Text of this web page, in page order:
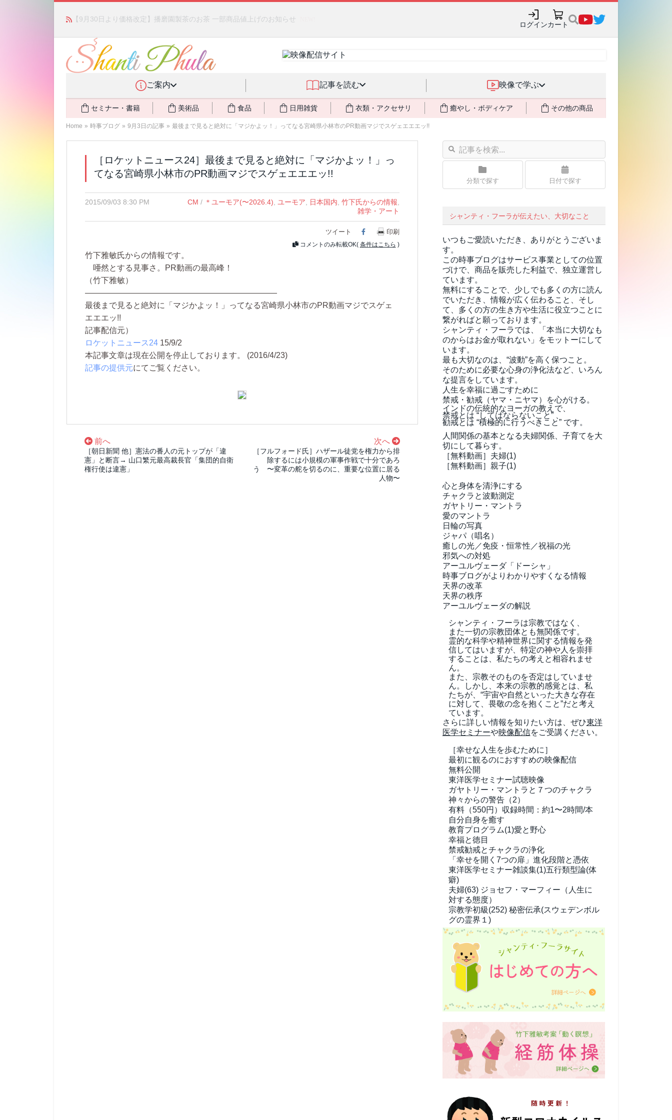
「みんなの備蓄・災害対策」 vol.4 〜断水・燃料不足・停電対策 NEW!
ログインカート
ご案内 記事を読む 映像で学ぶ
セミナー・書籍 美術品 食品 日用雑貨 衣類・アクセサリ 癒やし・ボディケア その他の商品
Home » 時事ブログ » 9月3日の記事 » 最後まで見ると絶対に「マジかよッ！」ってなる宮崎県小林市のPR動画マジでスゲェエエエッ!!
［ロケットニュース24］最後まで見ると絶対に「マジかよッ！」っ
てなる宮崎県小林市のPR動画マジでスゲェエエエッ!!
2015/09/03 8:30 PM CM / ＊ユーモア(〜2026.4) ユーモア 日本国内 竹下氏からの情報
雑学・アート
ツイート Facebook
印刷
コメントのみ転載OK( 条件はこちら )
竹下雅敏氏からの情報です。
唖然とする見事さ。PR動画の最高峰！
（竹下雅敏）
――――――――――――――――――――――――
最後まで見ると絶対に「マジかよッ！」ってなる宮崎県小林市のPR動画マジでスゲェ
エエエッ!!
記事配信元）
ロケットニュース24 15/9/2
本記事文章は現在公開を停止しております。 (2016/4/23)
記事の提供元にてご覧ください。
前へ
［朝日新聞 他］憲法の番人の元トップが「違
憲」と断言→ 山口繁元最高裁長官「集団的自衛
権行使は違憲」
次へ
［フルフォード氏］ハザール徒党を権力から排
除するには小規模の軍事作戦で十分であろ
う 〜変革の舵を切るのに、重要な位置に居る
人物〜
分類で探す 日付で探す
シャンティ・フーラが伝えたい、大切なこと
いつもご愛読いただき、ありがとうございま
す。
この時事ブログはサービス事業としての位置
づけで、商品を販売した利益で、独立運営し
ています。
無料にすることで、少しでも多くの方に読ん
でいただき、情報が広く伝わること、そし
て、 多くの方の生き方や生活に役立つことに
繋がればと願っております。
シャンティ・フーラでは、「本当に大切なも
のからはお金が取れない」をモットーにして
います。
最も大切なのは、“波動”を高く保つこと。
そのために必要な心身の浄化法など、いろん
な提言をしています。
人生を幸福に過ごすために
禁戒・勧戒（ヤマ・ニヤマ）を心がける。
インドの伝統的なヨーガの教えで、
禁戒とは “してはならないこと” 、
勧戒とは “積極的に行うべきこと” です。
人間関係の基本となる夫婦関係、子育てを大
切にして暮らす。
［無料動画］夫婦(1)
［無料動画］親子(1)
心と身体を清浄にする
チャクラと波動測定
ガヤトリー・マントラ
愛のマントラ
日輪の写真
ジャパ（唱名）
癒しの光／免疫・恒常性／祝福の光
邪気への対処
アーユルヴェーダ「ドーシャ」
時事ブログがよりわかりやすくなる情報
天界の改革
天界の秩序
アーユルヴェーダの解説
シャンティ・フーラは宗教ではなく、
また一切の宗教団体とも無関係です。
霊的な科学や精神世界に関する情報を発
信してはいますが、特定の神や人を崇拝
することは、私たちの考えと相容れませ
ん。
また、宗教そのものを否定はしていませ
ん。しかし、本来の宗教的感覚とは、私
たちが、“宇宙や自然といった大きな存在
に対して、畏敬の念を抱くこと”だと考え
ています。
さらに詳しい情報を知りたい方は、ぜひ東洋
医学セミナーや映像配信をご受講ください。
［幸せな人生を歩むために］
最初に観るのにおすすめの映像配信
無料公開
東洋医学セミナー試聴映像
ガヤトリー・マントラと７つのチャクラ
神々からの警告（2）
有料（550円） 収録時間：約1〜2時間/本
自分自身を癒す
教育プログラム(1)愛と野心
幸福と徳目
禁戒勧戒とチャクラの浄化
「幸せを開く7つの扉」進化段階と憑依
東洋医学セミナー雑談集(1)五行類型論(体
癖)
夫婦(63) ジョセフ・マーフィー（人生に
対する態度）
宗教学初級(252) 秘密伝承(スウェデンボル
グの霊界１)